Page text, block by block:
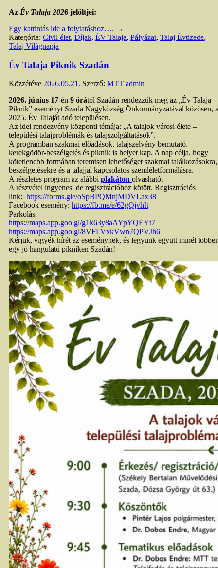
Az Év Talaja 2026 jelöltjei:
Egy kattintás ide a folytatáshoz…. →
Kategória: Civil élet, Díjak, ÉV Talaja, Pályázat, Talaj Évtizede,
Talaj Világnapja
Év Talaja Piknik Szadán
Közzétéve 2026.05.21. Szerző: MTT admin
2026. június 17-én 9 órától Szadán rendezzük meg az „Év Talaja
Piknik” eseményt Szada Nagyközség Önkormányzatával közösen, a
2025. Év Talaját adó településen.
Az idei rendezvény központi témája: „A talajok városi élete –
települési talajproblémák és talajszolgáltatások”.
A programban szakmai előadások, talajszelvény bemutató,
kerekgödör-beszélgetés és piknik is helyet kap. A nap célja, hogy
kötetlenebb formában teremtsen lehetőséget szakmai találkozásokra,
beszélgetésekre és a talajjal kapcsolatos szemléletformálásra.
A részletes program az alábbi plakáton olvasható.
A részvétel ingyenes, de regisztrációhoz kötött. Regisztrációs
link: https://forms.gle/oSpBPQMnjMDVLax38
Facebook esemény: https://fb.me/e/62gQjvhIt
Parkolás:
https://maps.app.goo.gl/g1k63y8aAYpYQEYt7
https://maps.app.goo.gl/8VFLVxkVwn7QPVJh6
Kérjük, vigyék hírét az eseménynek, és legyünk együtt minél
egy jó hangulatú pikniken Szadán!